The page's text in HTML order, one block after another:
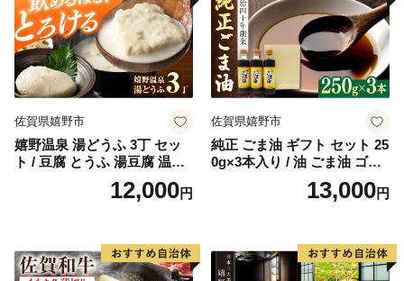
佐賀県嬉野市
嬉野温泉 湯どうふ 3丁 セッ
ト / 豆腐 とうふ 湯豆腐 温泉
湯豆腐 嬉野温泉 九州 佐賀 嬉
野【藤川とうふ店】 [NBT00
12,000円
佐賀県嬉野市
純正 ごま油 ギフト セット 25
0g×3本入り / 油 ごま油 ゴマ
油 胡麻 【山下製油】 [NBE0
13,000円